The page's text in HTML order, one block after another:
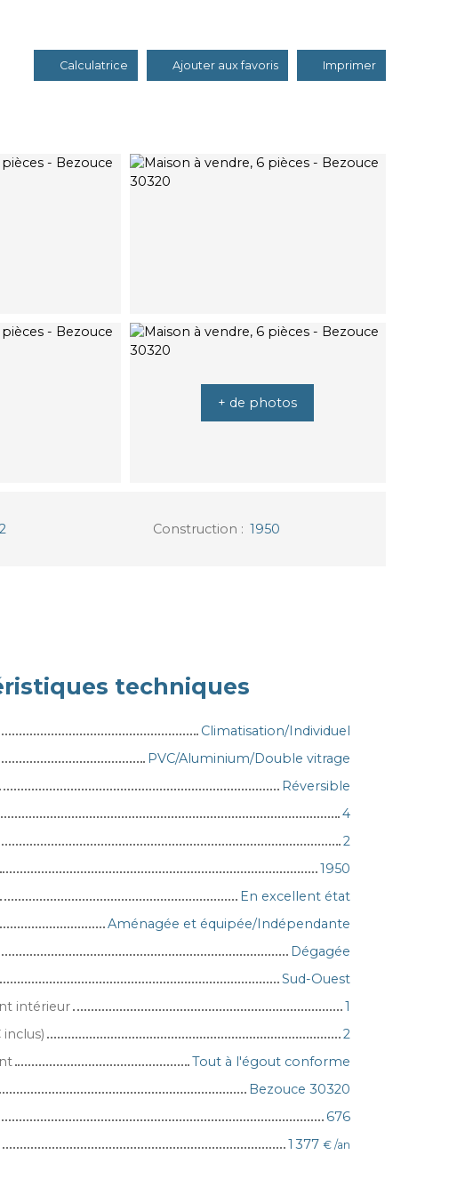
Calculatrice Ajouter aux favoris Imprimer
+ de photos
2 Construction : 1950
techniques
Climatisation/Individuel
PVC/Aluminium/Double vitrage
Réversible
4
2
1950
En excellent état
Aménagée et équipée/Indépendante
Dégagée
Sud-Ouest
intérieur
1
inclus)
2
Tout à l'égout conforme
Bezouce 30320
676
1 377 € /an